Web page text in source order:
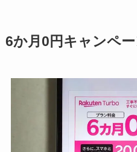
6か月0円キャンペ